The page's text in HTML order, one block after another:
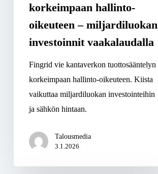
korkeimpaan hallinto-
oikeuteen – miljardiluokan
investoinnit vaakalaudalla
Fingrid vie kantaverkon tuottosääntelyn
korkeimpaan hallinto-oikeuteen. Kiista
vaikuttaa miljardiluokan investointeihin
ja sähkön hintaan.
Talousmedia
3.1.2026